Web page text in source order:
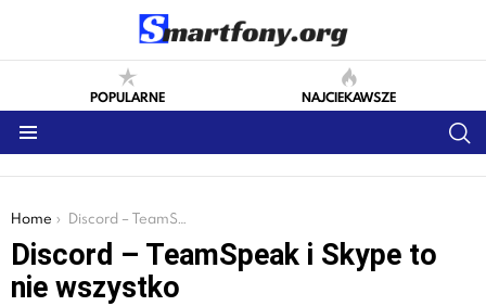
POPULARNE NAJCIEKAWSZE
You are here:
Home Discord – TeamSpeak i Skype to nie wszystko
Discord – TeamSpeak i Skype to
nie wszystko